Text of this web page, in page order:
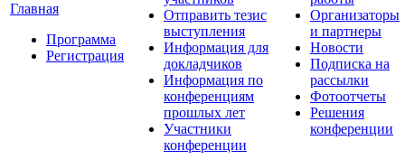
Главная
Программа
Регистрация
Отправить тезис
выступления
Информация для
докладчиков
Информация по
конференциям
прошлых лет
Участники
конференции
Организаторы
и партнеры
Новости
Подписка на
рассылки
Фотоотчеты
Решения
конференции